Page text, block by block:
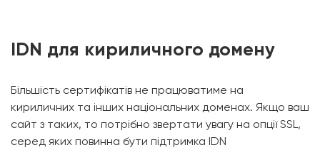
IDN для кириличного домену
Більшість сертифікатів не працюватиме на
кириличних та інших національних доменах. Якщо ваш
сайт з таких, то потрібно звертати увагу на опції SSL,
серед яких повинна бути підтримка IDN